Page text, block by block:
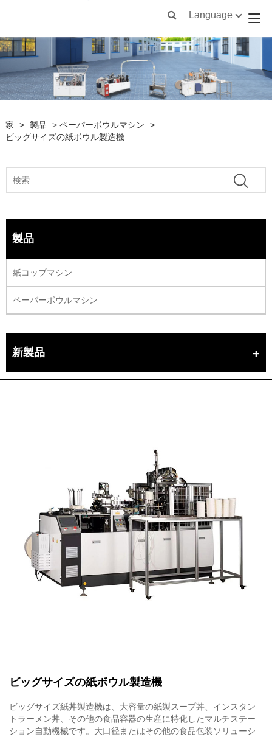
Language
家 > 製品 > ペーパーボウルマシン
>
ビッグサイズの紙ボウル製造機
製品
紙コップマシン
ペーパーボウルマシン
新製品
ビッグサイズの紙ボウル製造機
ビッグサイズ紙丼製造機は、大容量の紙製スープ丼、インスタン
トラーメン丼、その他の食品容器の生産に特化したマルチステー
ション自動機械です。大口径またはその他の食品包装ソリューシ